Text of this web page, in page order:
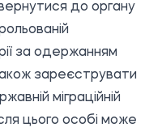
до органу
за одержанням
зареєструвати
міграційній
цього особі може